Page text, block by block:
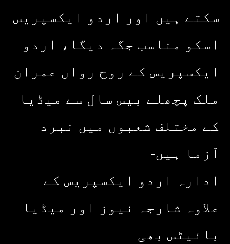
سکتے ہیں اور اردو ایکسپریس
اسکو مناسب جگہ دیگا، اردو
ایکسپریس کے روح رواں عمران
ملک پچھلے بیس سال سے میڈیا
کے مختلف شعبوں میں نبرد
آزما ہیں-
ادارہ اردو ایکسپریس کے
علاوہ شارجہ نیوز اور میڈیا
بائیٹس بھی